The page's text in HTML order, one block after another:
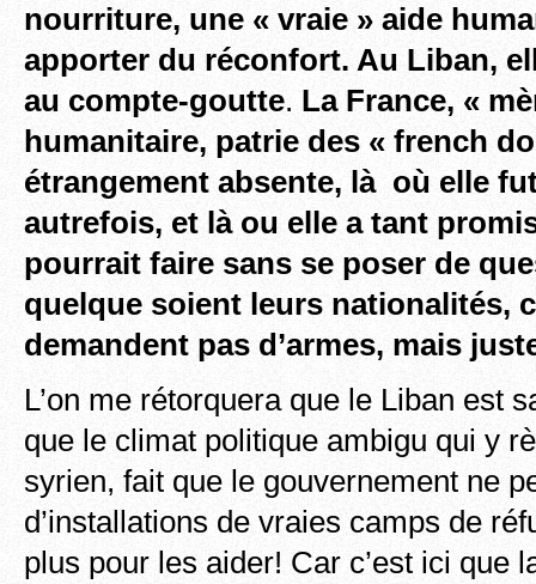
nourriture, une « vraie » aide
apporter du réconfort. Au Liban,
au compte-goutte. La France, «
humanitaire, patrie des « french
étrangement absente, là où elle
autrefois, et là ou elle a tant
pourrait faire sans se poser de
quelque soient leurs nationalités,
demandent pas d’armes, mais
L’on me rétorquera que le Liban est
que le climat politique ambigu qui y
syrien, fait que le gouvernement ne
d’installations de vraies camps de
plus pour les aider! Car c’est ici que